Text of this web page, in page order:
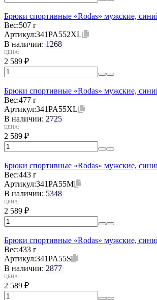
Брюки спортивные «Rodas» мужские,
Вес:507 г
Артикул:341PA552XL
В наличии: 1268
ЦЕНА:
2 589 ₽
Брюки спортивные «Rodas» мужские,
Вес:477 г
Артикул:341PA55XL
В наличии: 2725
ЦЕНА:
2 589 ₽
Брюки спортивные «Rodas» мужские,
Вес:443 г
Артикул:341PA55M
В наличии: 5348
ЦЕНА:
2 589 ₽
Брюки спортивные «Rodas» мужские,
Вес:433 г
Артикул:341PA55S
В наличии: 2877
ЦЕНА:
2 589 ₽